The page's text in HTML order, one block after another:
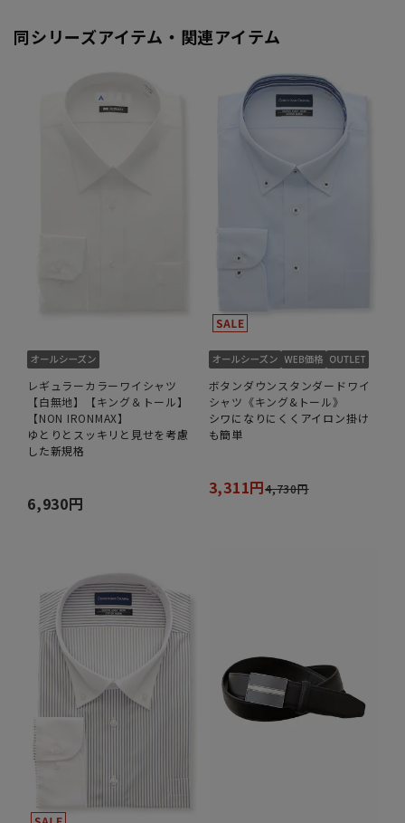
同シリーズアイテム・関連アイテム
レギュラーカラーワイシャツ
【白無地】【キング＆トール】
【NON IRONMAX】
ゆとりとスッキリと見せを考慮
した新規格
6,930円
ボタンダウンスタンダードワイ
シャツ《キング&トール》
シワになりにくくアイロン掛け
も簡単
3,311円4,730円